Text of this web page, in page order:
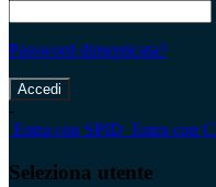
Password dimenticata?
-
Entra con SPID Entra con
Seleziona utente